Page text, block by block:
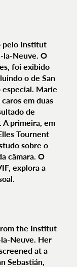
pelo Institut
la-Neuve. O
foi exibido
o de San
especial. Marie
em duas
de
A primeira, em
Tournent
sobre o
câmara. O
explora a
the Institut
Neuve. Her
at a
Sebastián,